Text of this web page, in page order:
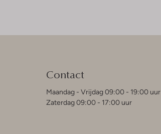
Contact
Maandag - Vrijdag 09:00 - 19:00 uur
Zaterdag 09:00 - 17:00 uur